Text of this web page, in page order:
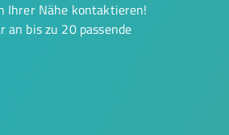
Ihrer Nähe kontaktieren!
bis zu 20 passende